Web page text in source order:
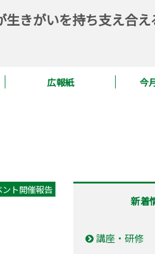
生きがいを持ち支え合
広報紙
今
ント開催報告
新着
講座・研修